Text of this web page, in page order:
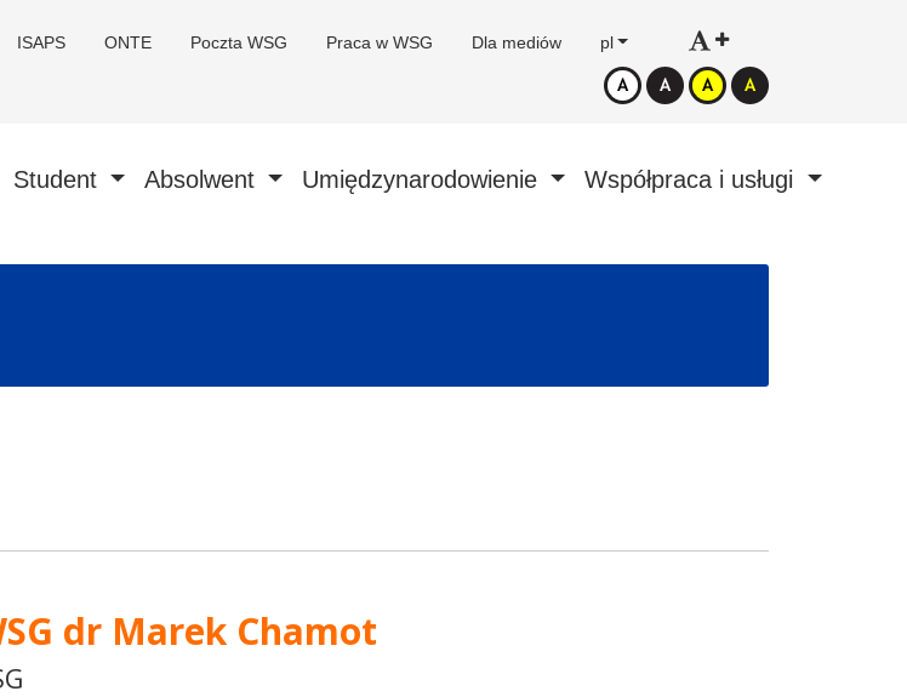
ISAPS ONTE Poczta WSG Praca w WSG Dla mediów pl
Student Absolwent Umiędzynarodowienie Współpraca i usługi
dr Marek Chamot